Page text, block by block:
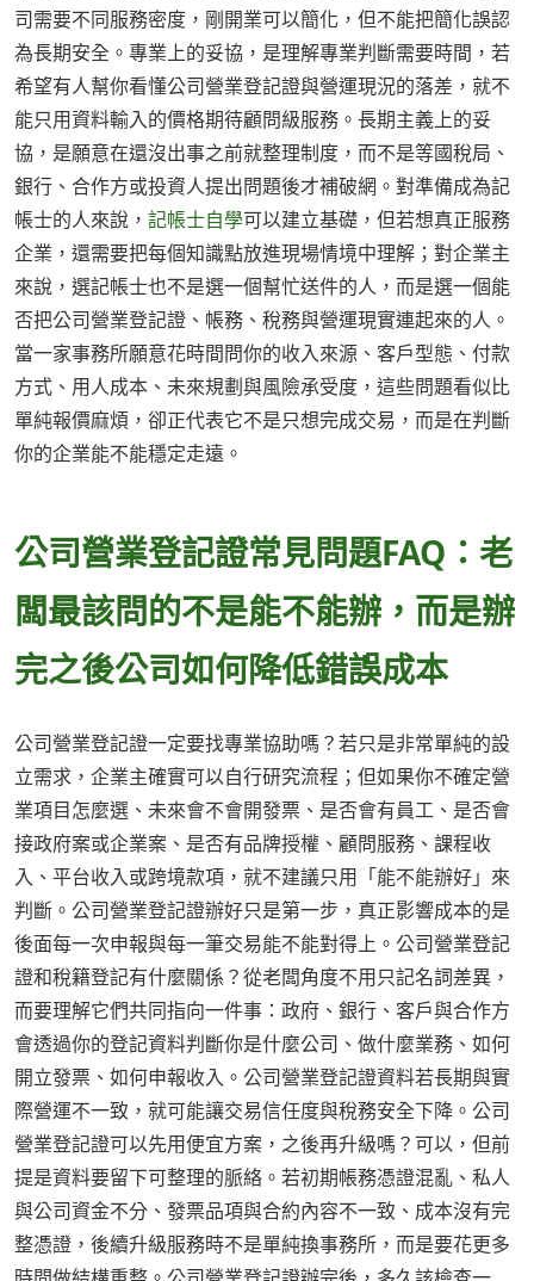
司需要不同服務密度，剛開業可以簡化，但不能把簡化誤認
為長期安全。專業上的妥協，是理解專業判斷需要時間，若
希望有人幫你看懂公司營業登記證與營運現況的落差，就不
能只用資料輸入的價格期待顧問級服務。長期主義上的妥
協，是願意在還沒出事之前就整理制度，而不是等國稅局、
銀行、合作方或投資人提出問題後才補破網。對準備成為記
帳士的人來說， 記帳士自學可以建立基礎，但若想真正服務
企業，還需要把每個知識點放進現場情境中理解；對企業主
來說，選記帳士也不是選一個幫忙送件的人，而是選一個能
否把公司營業登記證、帳務、稅務與營運現實連起來的人。
當一家事務所願意花時間問你的收入來源、客戶型態、付款
方式、用人成本、未來規劃與風險承受度，這些問題看似比
單純報價麻煩，卻正代表它不是只想完成交易，而是在判斷
你的企業能不能穩定走遠。
公司營業登記證常見問題FAQ：老
闆最該問的不是能不能辦，而是辦
完之後公司如何降低錯誤成本
公司營業登記證一定要找專業協助嗎？若只是非常單純的設
立需求，企業主確實可以自行研究流程；但如果你不確定營
業項目怎麼選、未來會不會開發票、是否會有員工、是否會
接政府案或企業案、是否有品牌授權、顧問服務、課程收
入、平台收入或跨境款項，就不建議只用「能不能辦好」來
判斷。公司營業登記證辦好只是第一步，真正影響成本的是
後面每一次申報與每一筆交易能不能對得上。公司營業登記
證和稅籍登記有什麼關係？從老闆角度不用只記名詞差異，
而要理解它們共同指向一件事：政府、銀行、客戶與合作方
會透過你的登記資料判斷你是什麼公司、做什麼業務、如何
開立發票、如何申報收入。公司營業登記證資料若長期與實
際營運不一致，就可能讓交易信任度與稅務安全下降。公司
營業登記證可以先用便宜方案，之後再升級嗎？可以，但前
提是資料要留下可整理的脈絡。若初期帳務憑證混亂、私人
與公司資金不分、發票品項與合約內容不一致、成本沒有完
整憑證，後續升級服務時不是單純換事務所，而是要花更多